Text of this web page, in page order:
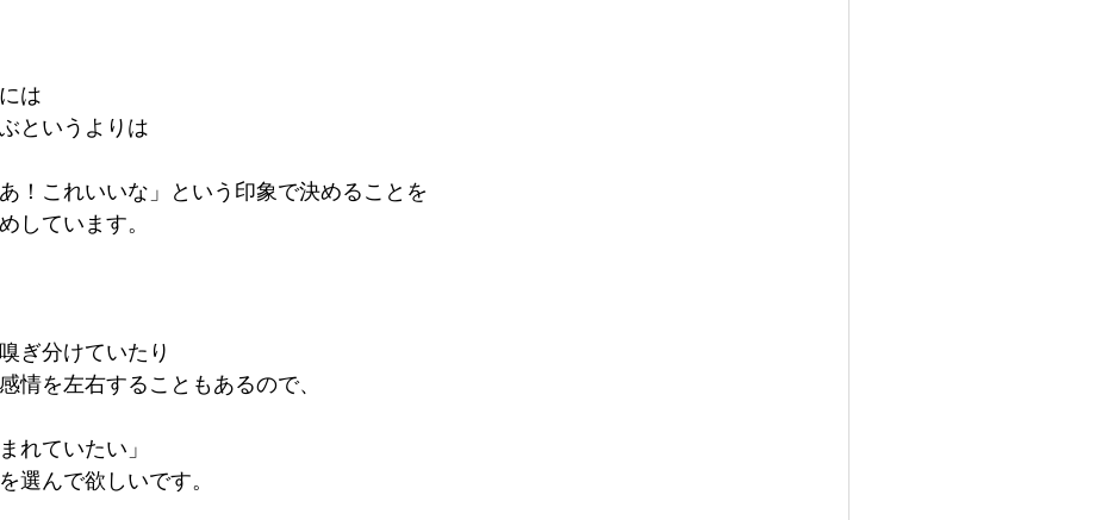
は
というよりは
！これいいな」という印象で決めることを
しています。
ぎ分けていたり
情を左右することもあるので、
れていたい」
選んで欲しいです。